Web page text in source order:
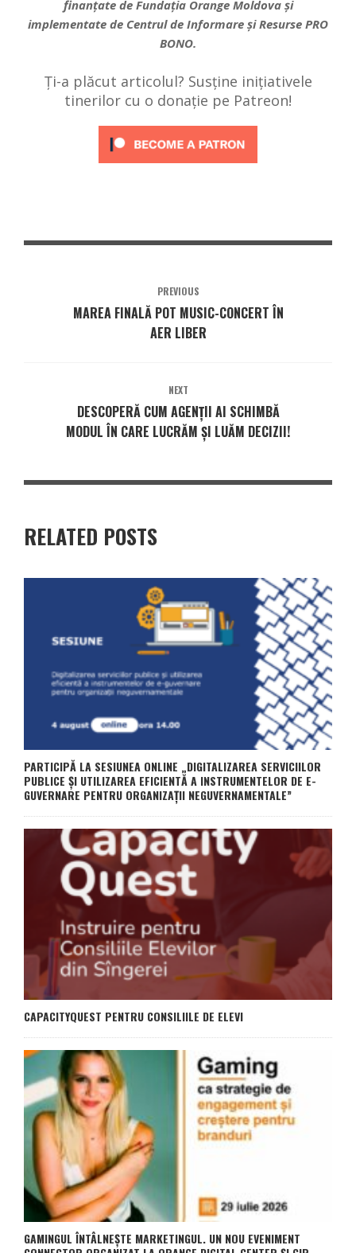
finanțate de Fundația Orange Moldova și
implementate de Centrul de Informare și Resurse PRO
BONO.
Ți-a plăcut articolul? Susține inițiativele
tinerilor cu o donație pe Patreon!
PREVIOUS
MAREA FINALĂ POT MUSIC-CONCERT ÎN
AER LIBER
NEXT
DESCOPERĂ CUM AGENȚII AI SCHIMBĂ
MODUL ÎN CARE LUCRĂM ȘI LUĂM DECIZII!
RELATED POSTS
PARTICIPĂ LA SESIUNEA ONLINE „DIGITALIZAREA SERVICIILOR
PUBLICE ȘI UTILIZAREA EFICIENTĂ A INSTRUMENTELOR DE E-
GUVERNARE PENTRU ORGANIZAȚII NEGUVERNAMENTALE”
CAPACITYQUEST PENTRU CONSILIILE DE ELEVI
GAMINGUL ÎNTÂLNEȘTE MARKETINGUL. UN NOU EVENIMENT